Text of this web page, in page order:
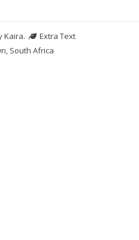
Kaira.
Extra Text
South Africa